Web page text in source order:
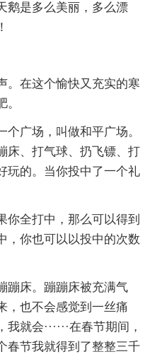
鹅是多么美丽，多么漂
。在这个愉快又充实的寒
广场，叫做和平广场。
床、打气球、扔飞镖、打
玩的。当你投中了一个礼
你全打中，那么可以得到
，你也可以以投中的次数
蹦床。蹦蹦床被充满气
，也不会感觉到一丝痛
就会······在春节期间，
春节我就得到了整整三千